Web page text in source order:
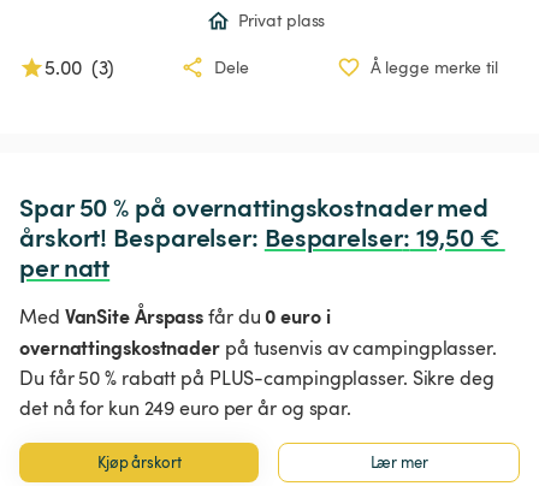
Privat plass
5.00 (3) Dele Å legge merke til
Spar 50 % på overnattingskostnader med
årskort! Besparelser: Besparelser: 19,50 €
per natt
Med VanSite Årspassfår du0 euro i
overnattingskostnaderpå tusenvis av campingplasser.
Du får 50 % rabatt på PLUS-campingplasser. Sikre deg
det nå for kun 249 euro per år og spar.
Kjøp årskort Lær mer